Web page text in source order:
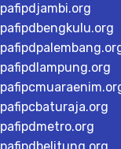
pafipdjambi.org
pafipdbengkulu.org
pafipdlampung.org
pafipcbaturaja.org
pafipdmetro.org